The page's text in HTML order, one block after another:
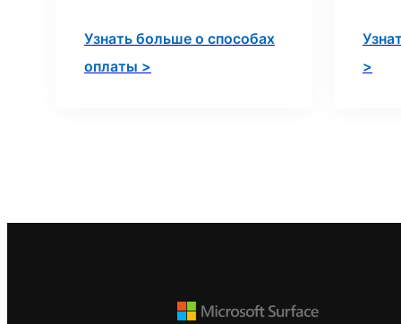
Узнать больше о способах
оплаты >
>